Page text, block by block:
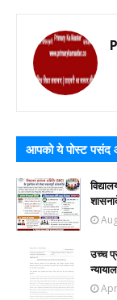
आपको ये पोस्ट
उच्च